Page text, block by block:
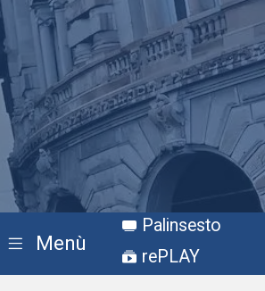
Menù
Palinsesto
rePLAY